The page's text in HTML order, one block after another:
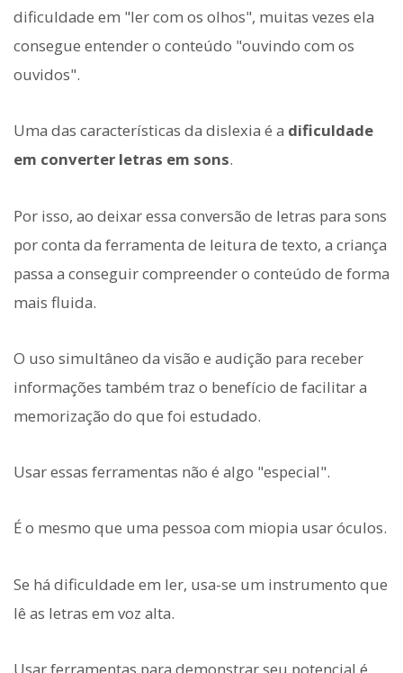
dificuldade em "ler com os olhos", muitas vezes ela
consegue entender o conteúdo "ouvindo com os
ouvidos".
Uma das características da dislexia é a dificuldade
em converter letras em sons.
Por isso, ao deixar essa conversão de letras para sons
por conta da ferramenta de leitura de texto, a criança
passa a conseguir compreender o conteúdo de forma
mais fluida.
O uso simultâneo da visão e audição para receber
informações também traz o benefício de facilitar a
memorização do que foi estudado.
Usar essas ferramentas não é algo "especial".
É o mesmo que uma pessoa com miopia usar óculos.
Se há dificuldade em ler, usa-se um instrumento que
lê as letras em voz alta.
Usar ferramentas para demonstrar seu potencial é